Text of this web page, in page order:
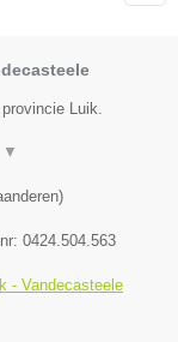
Luik.
▼
)
0424.504.563
- Vandecasteele